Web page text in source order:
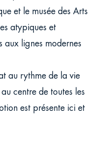
et le musée des Arts
atypiques et
aux lignes modernes
au rythme de la vie
centre de toutes les
est présente ici et